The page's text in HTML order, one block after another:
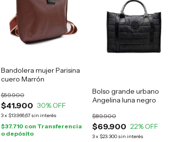
Bandolera mujer Parisina
cuero Marrón
$41.900
$59.900
30% OFF
3x $13.966,67 sin interés
$37.710 con Transferencia
o depósito
Bolso grande urbano
Angelina luna negro
$69.900
$89.900
22% OFF
3x $23.300 sin interés